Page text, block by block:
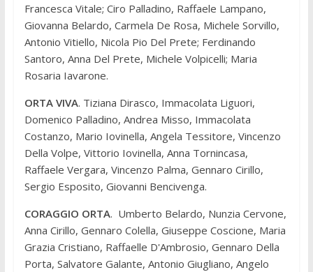
Francesca Vitale; Ciro Palladino, Raffaele Lampano,
Giovanna Belardo, Carmela De Rosa, Michele Sorvillo,
Antonio Vitiello, Nicola Pio Del Prete; Ferdinando
Santoro, Anna Del Prete, Michele Volpicelli; Maria
Rosaria Iavarone.
ORTA VIVA. Tiziana Dirasco, Immacolata Liguori,
Domenico Palladino, Andrea Misso, Immacolata
Costanzo, Mario Iovinella, Angela Tessitore, Vincenzo
Della Volpe, Vittorio Iovinella, Anna Tornincasa,
Raffaele Vergara, Vincenzo Palma, Gennaro Cirillo,
Sergio Esposito, Giovanni Bencivenga.
CORAGGIO ORTA. Umberto Belardo, Nunzia Cervone,
Anna Cirillo, Gennaro Colella, Giuseppe Coscione, Maria
Grazia Cristiano, Raffaelle D'Ambrosio, Gennaro Della
Porta, Salvatore Galante, Antonio Giugliano, Angelo